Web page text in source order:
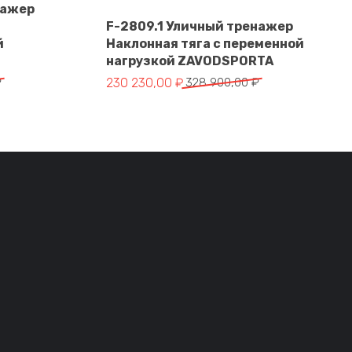
364 550,00 ₽.
В корзину
F-2809.1 Уличный тренажер
Наклонная тяга с переменной
нагрузкой ZAVODSPORTA
328 900,00₽
Первоначальная цена составляла 328
230 230,00 ₽
Текущая цена: 230 230,00 ₽.